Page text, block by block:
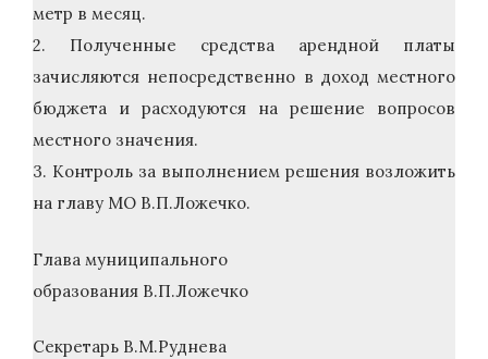
метр в месяц.
2. Полученные средства арендной платы
зачисляются непосредственно в доход местного
бюджета и расходуются на решение вопросов
местного значения.
3. Контроль за выполнением решения возложить
на главу МО В.П.Ложечко.
Глава муниципального
образования В.П.Ложечко
Секретарь В.М.Руднева